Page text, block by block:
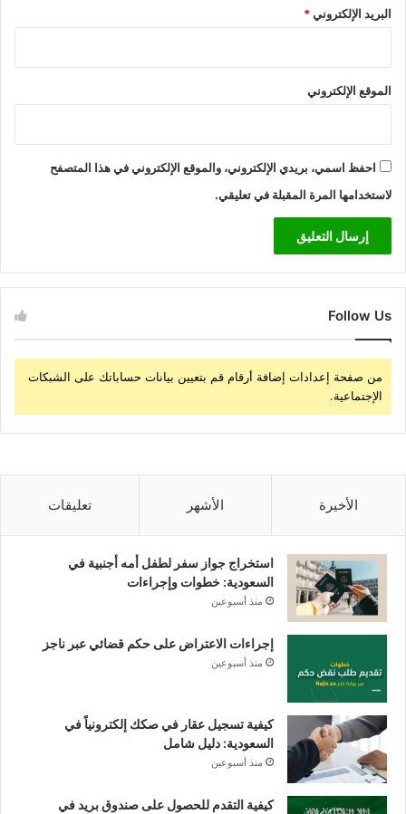
البريد الإلكتروني*
الموقع الإلكتروني
احفظ اسمي، بريدي الإلكتروني، والموقع الإلكتروني في هذا المتصفح
لاستخدامها المرة المقبلة في تعليقي.
Follow Us
من صفحة إعدادات إضافة أرقام قم بتعيين بيانات حساباتك على الشبكات
الإجتماعية.
الأخيرة الأشهر تعليقات
استخراج جواز سفر لطفل أمه أجنبية في
السعودية: خطوات وإجراءات
منذ أسبوعين
إجراءات الاعتراض على حكم قضائي عبر ناجز
منذ أسبوعين
كيفية تسجيل عقار في صكك إلكترونياً في
السعودية: دليل شامل
منذ أسبوعين
كيفية التقدم للحصول على صندوق بريد في